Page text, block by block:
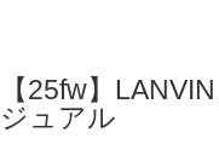
【25fw】
ジュアル